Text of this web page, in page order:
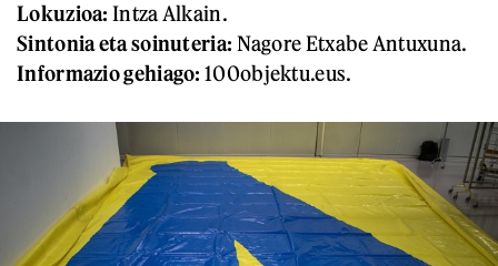
Lokuzioa: Intza Alkain.
Sintonia eta soinuteria: Nagore Etxabe Antuxuna.
Informazio gehiago: 100objektu.eus.